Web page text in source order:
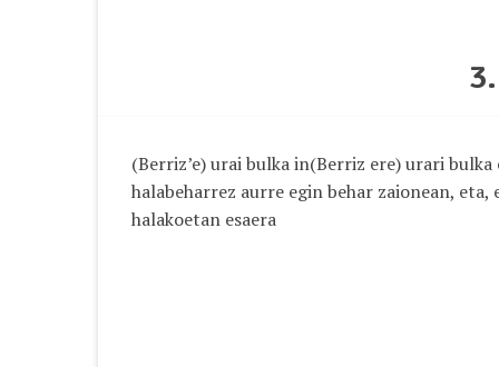
(Berriz’e) urai bulka in(Berriz ere) urari
halabeharrez aurre egin behar zaionean,
halakoetan esaera